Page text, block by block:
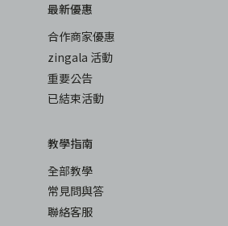
最新優惠
合作商家優惠
zingala 活動
重要公告
已結束活動
教學指南
全部教學
常見問與答
聯絡客服